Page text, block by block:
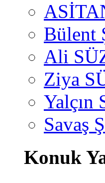
Bülent
Ali
Ziya
Yalçın
Savaş
Konuk